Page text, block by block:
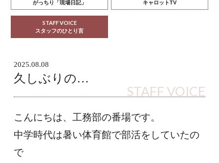
がっちり「現場日記」 キャロットTV
STAFF VOICE
スタッフのひとり言
2025.08.08
久しぶりの…
STAFF VOICE
こんにちは、工務部の番場です。
中学時代は暑い体育館で部活をしていたの
で